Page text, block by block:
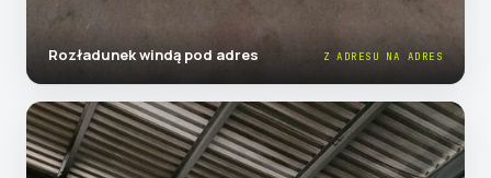
Rozładunek windą pod adres Z ADRESU NA ADRES